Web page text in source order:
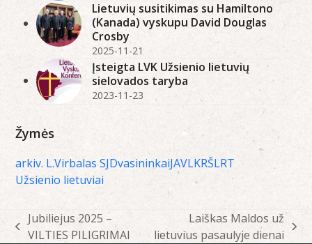
Lietuvių susitikimas su Hamiltono
(Kanada) vyskupu David Douglas
Crosby
2025-11-21
Įsteigta LVK Užsienio lietuvių
sielovados taryba
2023-11-23
Žymės
arkiv. L.Virbalas SJDvasininkaiJAVLKRŠLRT
Užsienio lietuviai
previous
Jubiliejus 2025 –
VILTIES PILIGRIMAI
next
Laiškas Maldos už
lietuvius pasaulyje dienai